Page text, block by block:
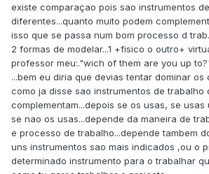
existe comparaçao pois sao instrumentos
diferentes...quanto muito podem
isso que se passa num bom processo d trab.
2 formas de modelar...1 +fisico o outro+
professor meu:."wich of them are you up
...bem eu diria que devias tentar dominar os
como ja disse sao instrumentos de trabalho
complementam...depois se os usas, se
se nao os usas...depende da maneira de
e processo de trabalho...depende tambem
uns instrumentos sao mais indicados ,ou o
determinado instrumento para o trabalhar